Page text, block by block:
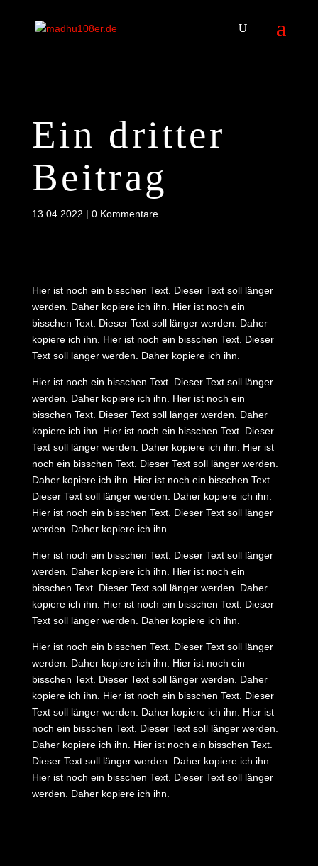
Ein dritter
Beitrag
13.04.2022 | 0 Kommentare
Hier ist noch ein bisschen Text. Dieser Text soll länger
werden. Daher kopiere ich ihn. Hier ist noch ein
bisschen Text. Dieser Text soll länger werden. Daher
kopiere ich ihn. Hier ist noch ein bisschen Text. Dieser
Text soll länger werden. Daher kopiere ich ihn.
Hier ist noch ein bisschen Text. Dieser Text soll länger
werden. Daher kopiere ich ihn. Hier ist noch ein
bisschen Text. Dieser Text soll länger werden. Daher
kopiere ich ihn. Hier ist noch ein bisschen Text. Dieser
Text soll länger werden. Daher kopiere ich ihn. Hier ist
noch ein bisschen Text. Dieser Text soll länger werden.
Daher kopiere ich ihn. Hier ist noch ein bisschen Text.
Dieser Text soll länger werden. Daher kopiere ich ihn.
Hier ist noch ein bisschen Text. Dieser Text soll länger
werden. Daher kopiere ich ihn.
Hier ist noch ein bisschen Text. Dieser Text soll länger
werden. Daher kopiere ich ihn. Hier ist noch ein
bisschen Text. Dieser Text soll länger werden. Daher
kopiere ich ihn. Hier ist noch ein bisschen Text. Dieser
Text soll länger werden. Daher kopiere ich ihn.
Hier ist noch ein bisschen Text. Dieser Text soll länger
werden. Daher kopiere ich ihn. Hier ist noch ein
bisschen Text. Dieser Text soll länger werden. Daher
kopiere ich ihn. Hier ist noch ein bisschen Text. Dieser
Text soll länger werden. Daher kopiere ich ihn. Hier ist
noch ein bisschen Text. Dieser Text soll länger werden.
Daher kopiere ich ihn. Hier ist noch ein bisschen Text.
Dieser Text soll länger werden. Daher kopiere ich ihn.
Hier ist noch ein bisschen Text. Dieser Text soll länger
werden. Daher kopiere ich ihn.